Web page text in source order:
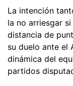
La intención
la no arriesgar
distancia de
su duelo ante el
dinámica del
partidos